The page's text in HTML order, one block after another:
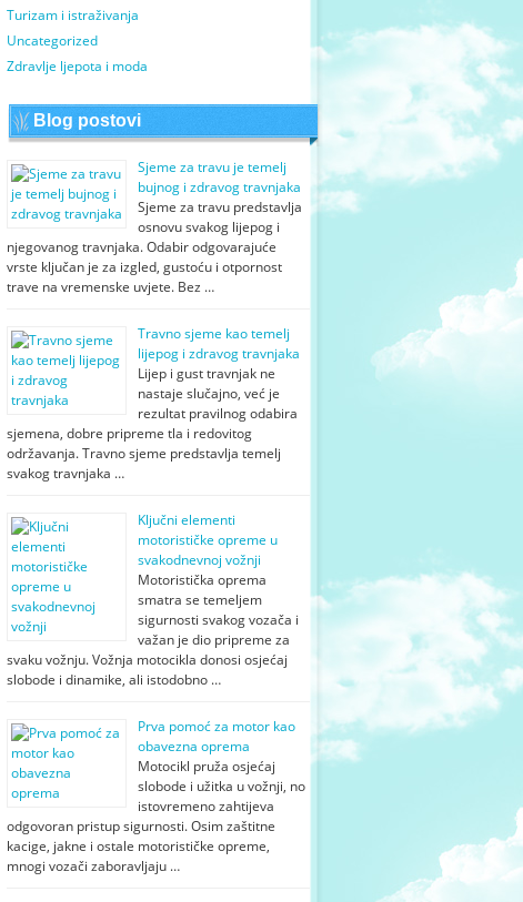
Turizam i istraživanja
Uncategorized
Zdravlje ljepota i moda
Blog postovi
Sjeme za travu je temelj
bujnog i zdravog travnjaka
Sjeme za travu predstavlja
osnovu svakog lijepog i
njegovanog travnjaka. Odabir odgovarajuće
vrste ključan je za izgled, gustoću i otpornost
trave na vremenske uvjete. Bez …
Travno sjeme kao temelj
lijepog i zdravog travnjaka
Lijep i gust travnjak ne
nastaje slučajno, već je
rezultat pravilnog odabira
sjemena, dobre pripreme tla i redovitog
održavanja. Travno sjeme predstavlja temelj
svakog travnjaka …
Ključni elementi
motorističke opreme u
svakodnevnoj vožnji
Motoristička oprema
smatra se temeljem
sigurnosti svakog vozača i
važan je dio pripreme za
svaku vožnju. Vožnja motocikla donosi osjećaj
slobode i dinamike, ali istodobno …
Prva pomoć za motor kao
obavezna oprema
Motocikl pruža osjećaj
slobode i užitka u vožnji, no
istovremeno zahtijeva
odgovoran pristup sigurnosti. Osim zaštitne
kacige, jakne i ostale motorističke opreme,
mnogi vozači zaboravljaju …